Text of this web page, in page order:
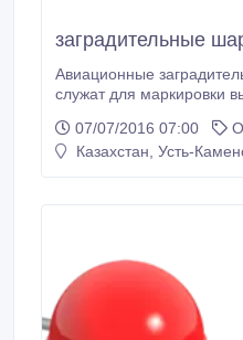
заградительные
Авиационные
служат для маркировки
гражданской и военной
электропередач, в особенности, проходящих через
07/07/2016 07:00
Казахстан, Усть-